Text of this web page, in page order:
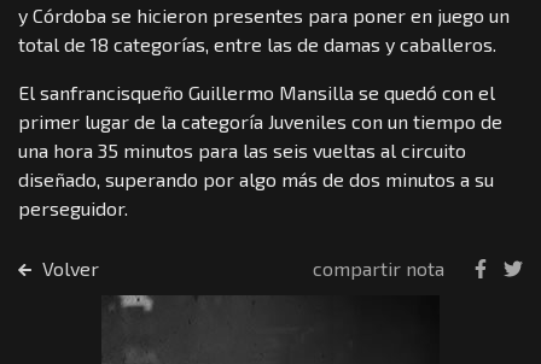
y Córdoba se hicieron presentes para poner en juego un
total de 18 categorías, entre las de damas y caballeros.
El sanfrancisqueño Guillermo Mansilla se quedó con el
primer lugar de la categoría Juveniles con un tiempo de
una hora 35 minutos para las seis vueltas al circuito
diseñado, superando por algo más de dos minutos a su
perseguidor.
Volver compartir nota